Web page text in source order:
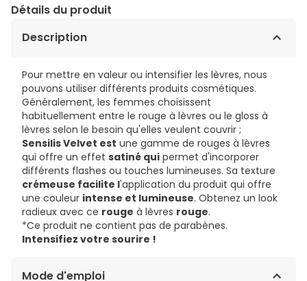
Détails du produit
Description
Pour mettre en valeur ou intensifier les lèvres, nous
pouvons utiliser différents produits cosmétiques.
Généralement, les femmes choisissent
habituellement entre le rouge à lèvres ou le gloss à
lèvres selon le besoin qu'elles veulent couvrir ;
Sensilis Velvet est une gamme de rouges à lèvres
qui offre un effet satiné qui permet d'incorporer
différents flashes ou touches lumineuses. Sa texture
crémeuse facilite l'application du produit qui offre
une couleur intense et lumineuse. Obtenez un look
radieux avec ce rouge à lèvres rouge.
*Ce produit ne contient pas de parabènes.
Intensifiez votre sourire !
Mode d'emploi